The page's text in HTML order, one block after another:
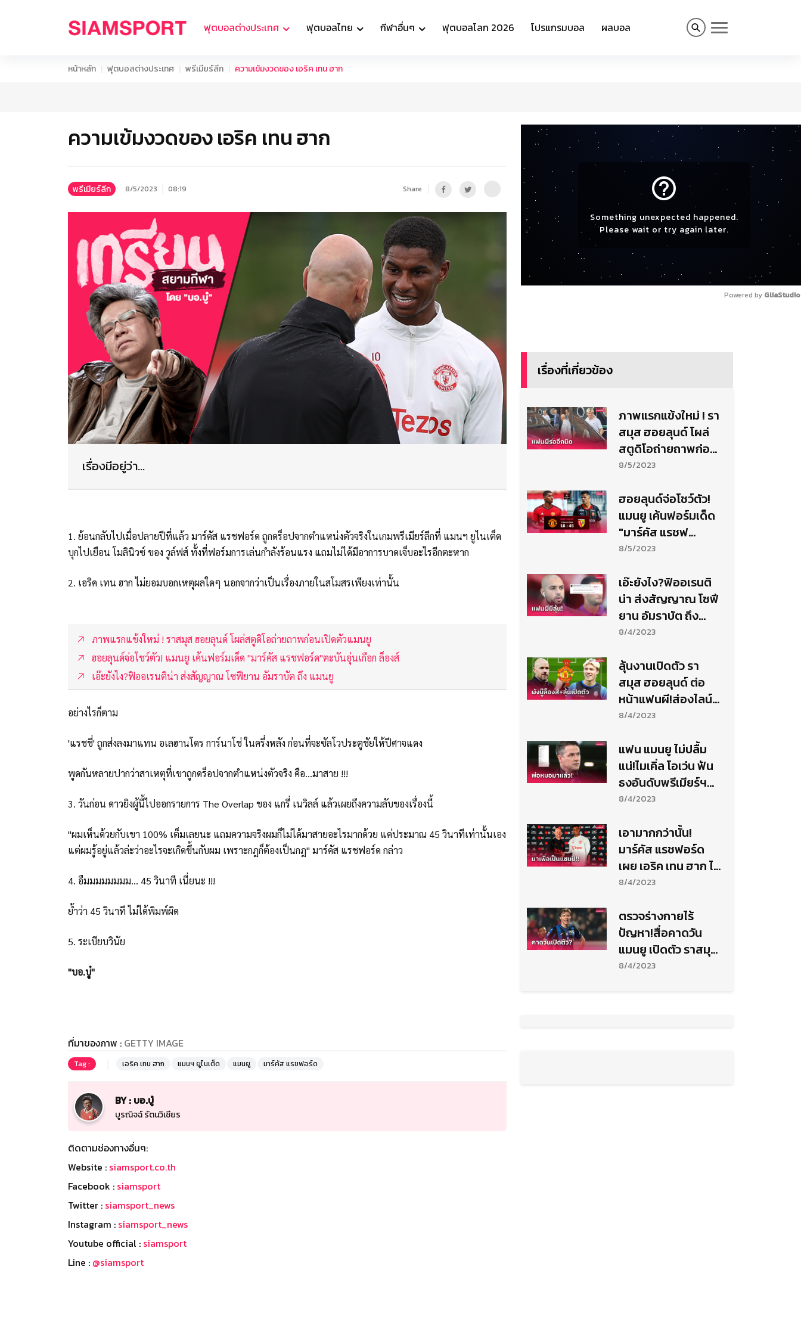
ฟุตบอลต่างประเทศ ฟุตบอลไทย กีฬาอื่นๆ ฟุตบอลโลก 2026 โปรแกรมบอล ผลบอล
หน้าหลัก ฟุตบอลต่างประเทศ พรีเมียร์ลีก ความเข้มงวดของ เอริค เทน ฮาก
ความเข้มงวดของ เอริค เทน ฮาก
พรีเมียร์ลีก 8/5/2023 08:19 Share
เรื่องมีอยู่ว่า...
1. ย้อนกลับไปเมื่อปลายปีที่แล้ว มาร์คัส แรชฟอร์ด ถูกดร็อปจากตำแหน่งตัวจริงในเกมพรีเมียร์ลีกที่ แมนฯ ยูไนเต็ด
บุกไปเยือน โมลินิวซ์ ของ วูล์ฟส์ ทั้งที่ฟอร์มการเล่นกำลังร้อนแรง แถมไม่ได้มีอาการบาดเจ็บอะไรอีกตะหาก
2. เอริค เทน ฮาก ไม่ยอมบอกเหตุผลใดๆ นอกจากว่าเป็นเรื่องภายในสโมสรเพียงเท่านั้น
ภาพแรกแข้งใหม่ ! ราสมุส ฮอยลุนด์ โผล่สตูดิโอถ่ายถาพก่อนเปิดตัวแมนยู
ฮอยลุนด์จ่อโชว์ตัว! แมนยู เค้นฟอร์มเด็ด "มาร์คัส แรชฟอร์ด"ตะบันอุ่นเกือก ล็องส์
เอ๊ะยังไง?ฟิออเรนติน่า ส่งสัญญาณ โซฟียาน อัมราบัต ถึง แมนยู
อย่างไรก็ตาม
'แรชชี่' ถูกส่งลงมาแทน อเลฮานโดร การ์นาโช่ ในครึ่งหลัง ก่อนที่จะซัลโวประตูชัยให้ปีศาจแดง
พูดกันหลายปากว่าสาเหตุที่เขาถูกดร็อปจากตำแหน่งตัวจริง คือ...มาสาย !!!
3. วันก่อน ดาวยิงผู้นี้ไปออกรายการ The Overlap ของ แกรี่ เนวิลล์ แล้วเผยถึงความลับของเรื่องนี้
"ผมเห็นด้วยกับเขา 100% เต็มเลยนะ แถมความจริงผมก็ไม่ได้มาสายอะไรมากด้วย แค่ประมาณ 45 วินาทีเท่านั้นเอง
แต่ผมรู้อยู่แล้วล่ะว่าอะไรจะเกิดขึ้นกับผม เพราะกฎก็ต้องเป็นกฎ" มาร์คัส แรชฟอร์ด กล่าว
4. อืมมมมมมมม... 45 วินาที เนี่ยนะ !!!
ย้ำว่า 45 วินาที ไม่ได้พิมพ์ผิด
5. ระเบียบวินัย
"บอ.บู๋"
ที่มาของภาพ : GETTY IMAGE
Tag : เอริค เทน ฮาก แมนฯ ยูไนเต็ด แมนยู มาร์คัส แรชฟอร์ด
BY : บอ.บู๋
บูรณิจฉ์ รัตนวิเชียร
ติดตามช่องทางอื่นๆ:
Website : siamsport.co.th
Facebook : siamsport
Twitter : siamsport_news
Instagram : siamsport_news
Youtube official : siamsport
Line : @siamsport
help_outline
Something unexpected happened.
Please wait or try again later.
Powered by
เรื่องที่เกี่ยวข้อง
ภาพแรกแข้งใหม่ ! รา
สมุส ฮอยลุนด์ โผล่
สตูดิโอถ่ายถาพก่อน
เปิดตัวแมนยู
8/5/2023
ฮอยลุนด์จ่อโชว์ตัว!
แมนยู เค้นฟอร์มเด็ด
"มาร์คัส แรชฟ
อร์ด"ตะบันอุ่นเกือก ล็
8/5/2023
เอ๊ะยังไง?ฟิออเรนติ
น่า ส่งสัญญาณ โซฟี
ยาน อัมราบัต ถึง
แมนยู
8/4/2023
ลุ้นงานเปิดตัว รา
สมุส ฮอยลุนด์ ต่อ
หน้าแฟนผี!ส่องไลน์
อัพ แมนยู พบ ล็องส์
8/4/2023
แฟน แมนยู ไม่ปลื้ม
แน่!ไมเคิ่ล โอเว่น ฟัน
ธงอันดับพรีเมียร์ฯซี
ซั่นใหม่
8/4/2023
เอามากกว่านั้น!
มาร์คัส แรชฟอร์ด
เผย เอริค เทน ฮาก ไม่
เคยพูดเรื่องท็อปโฟร์
8/4/2023
ตรวจร่างกายไร้
ปัญหา!สื่อคาดวัน
แมนยู เปิดตัว ราสมุส
ฮอยลุนด์
8/4/2023